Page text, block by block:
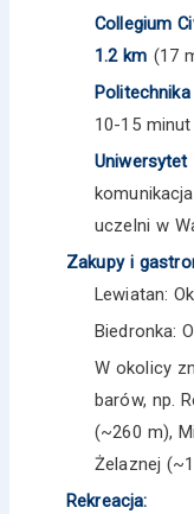
Collegium
1.2 km (17
10-15
Uniwersytet
uczelni w
Zakupy i
Lewiatan:
Biedronka:
W okolicy
barów, np.
(~260 m),
Żelaznej
Rekreacja: